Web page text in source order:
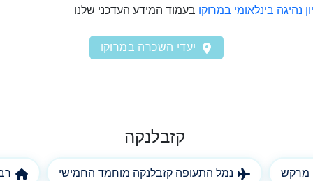
נהיגה בינלאומי במרוקו בעמוד המידע העדכני שלנו
יעדי השכרה במרוקו
מרקש
קזבלנקה
נמל התעופה קזבלנקה מוחמד החמישי